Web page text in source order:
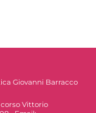
Giovanni Barracco
Vittorio